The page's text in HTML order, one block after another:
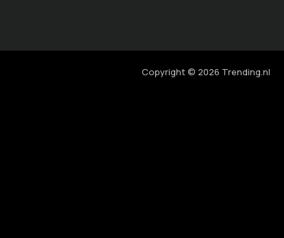
Copyright © 2026 Trending.nl